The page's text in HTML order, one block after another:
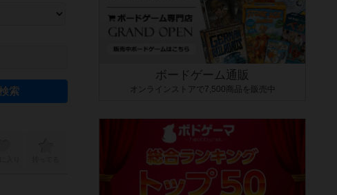
解できるよう、中世ファンタジー・クッキング・海賊同士の対決など、ゲームコンセプトを絞
。主にボードゲームに慣れている方向けの絞込機能です。例えば「ダイスロール」はランダ
ボードゲーム通販
オンラインストアで7,500商品を販売中